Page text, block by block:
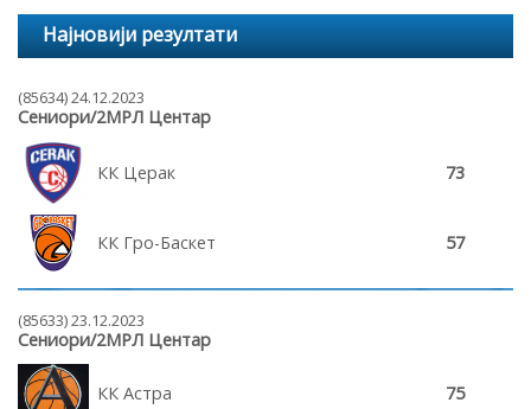
Најновији резултати
(85634) 24.12.2023
Сениори/2МРЛ Центар
КК Церак 73
КК Гро-Баскет 57
(85633) 23.12.2023
Сениори/2МРЛ Центар
КК Астра 75